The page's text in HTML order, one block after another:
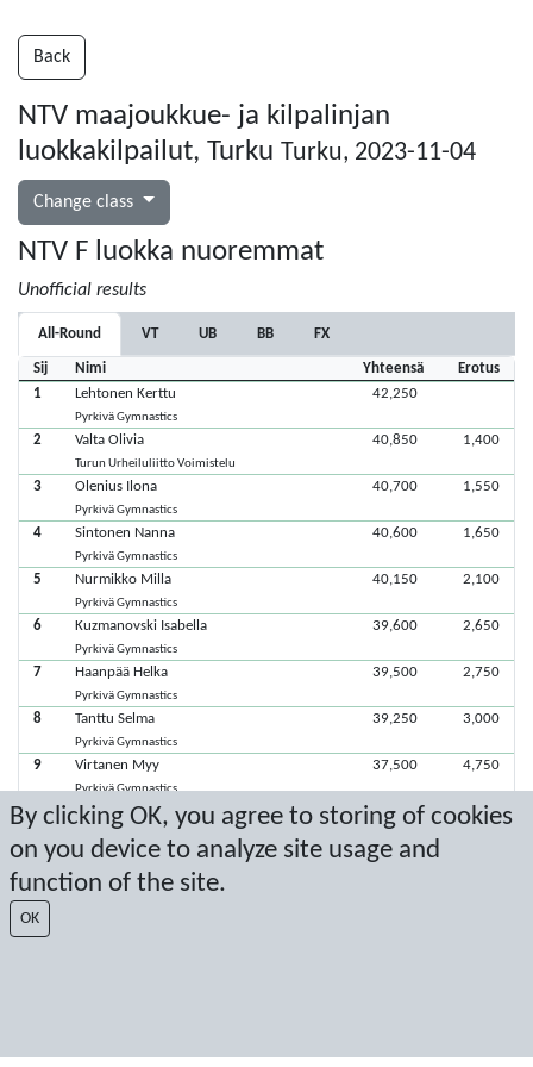
By clicking OK, you agree to storing of cookies
on you device to analyze site usage and
function of the site.
OK
Back
NTV maajoukkue- ja kilpalinjan
luokkakilpailut, Turku Turku, 2023-11-04
Change class
NTV F luokka nuoremmat
Unofficial results
All-Round VT UB BB FX
Sij Nimi Yhteensä
Erotus
1
Lehtonen Kerttu
Pyrkivä Gymnastics
42,250
2 Valta Olivia
Turun Urheiluliitto Voimistelu
40,850 1,400
3 Olenius Ilona
Pyrkivä Gymnastics
40,700 1,550
4 Sintonen Nanna
Pyrkivä Gymnastics
40,600 1,650
5 Nurmikko Milla
Pyrkivä Gymnastics
40,150 2,100
6 Kuzmanovski Isabella
Pyrkivä Gymnastics
39,600 2,650
7 Haanpää Helka
Pyrkivä Gymnastics
39,500 2,750
8 Tanttu Selma
Pyrkivä Gymnastics
39,250 3,000
9 Virtanen Myy
Pyrkivä Gymnastics
37,500 4,750
Viimeisimmät pisteet: 11.11.2023 19.28.22
Score by Sport Event Systemswww.sporteventsystems.se